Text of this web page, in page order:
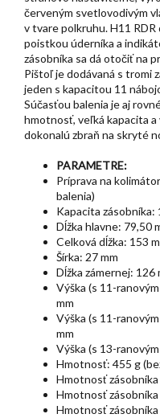
červeným svetlovodivým
v tvare polkruhu. H11
poistkou úderníka a
zásobníka sa dá otočiť na
Pištoľ je dodávaná s tromi
jeden s kapacitou 11
Súčasťou balenia je aj
hmotnosť, veľká kapacita a
dokonalú zbraň na skryté
PARAMETRE:
Príprava na
balenia)
Kapacita zásobníka:
Dĺžka hlavne: 79,50
Celková dĺžka: 153
Šírka: 27 mm
Dĺžka zámernej: 126
Výška (s 11-
mm
Výška (s 11-
mm
Výška (s 13-
Hmotnosť: 455 g
Hmotnosť
Hmotnosť
Hmotnosť